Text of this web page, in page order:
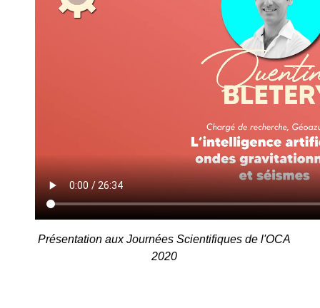
Présentation aux Journées Scientifiques de l'OCA
2020